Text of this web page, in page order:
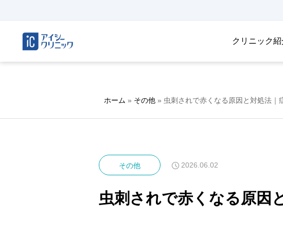
クリニック紹
ホーム » その他 » 虫刺されで赤くなる原因と対処法｜
その他 2026.06.02
虫刺されで赤くなる原因